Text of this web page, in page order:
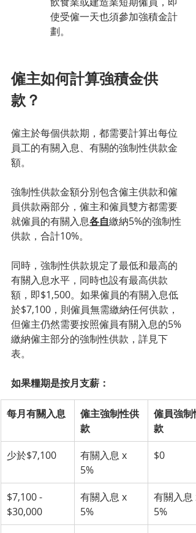
使受僱一天也須參加強積金計
劃。
僱主如何計算強積金供
款？
僱主於每個供款期，都需要計算出每位
員工的有關入息、有關的強制性供款金
額。
強制性供款金額分別包含僱主供款和僱
員供款兩部分，僱主和僱員雙方都需要
就僱員的有關入息各自繳納5%的強制性
供款，合計10%。
同時，強制性供款規定了最低和最高的
有關入息水平，同時也設有最高供款
額，即$1,500。如果僱員的有關入息低
於$7,100，則僱員無需繳納任何供款，
但僱主仍然需要按照僱員有關入息的5%
繳納僱主部分的強制性供款，詳見下
表。
如果糧期是按月支薪：
每月有關入息
僱主強制性供
款
僱員強制
款
少於$7,100
有關入息 x
5%
$0
$7,100 -
$30,000
有關入息 x
5%
有關入息 x
5%